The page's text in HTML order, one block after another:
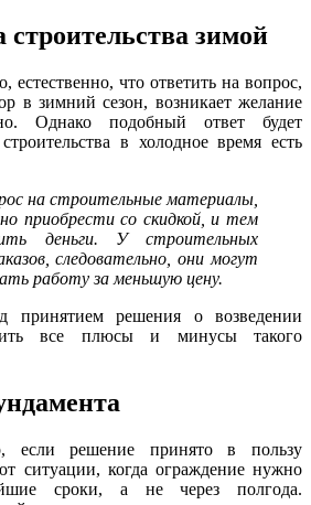
зимой
естественно, что ответить на вопрос,
в зимний сезон, возникает желание
Однако подобный ответ будет
в холодное время есть
на строительные материалы,
приобрести со скидкой, и тем
деньги. У строительных
следовательно, они могут
работу за меньшую цену.
принятием решения о возведении
все плюсы и минусы такого
если решение принято в пользу
ситуации, когда ограждение нужно
сроки, а не через полгода.